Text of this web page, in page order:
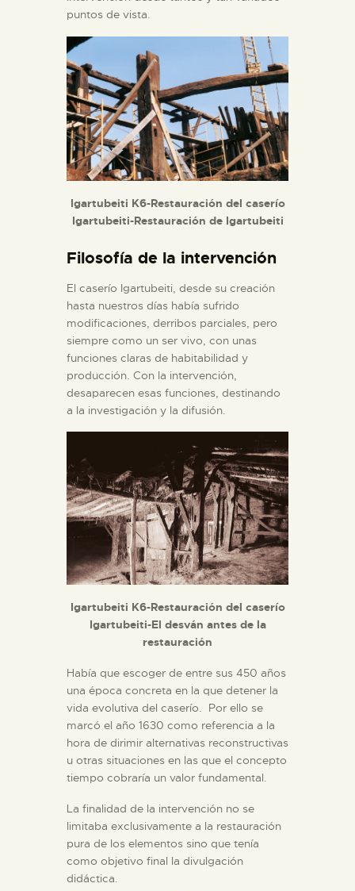
puntos de vista.
Igartubeiti K6-Restauración del caserío
Igartubeiti-Restauración de Igartubeiti
Filosofía de la intervención
El caserío Igartubeiti, desde su creación
hasta nuestros días había sufrido
modificaciones, derribos parciales, pero
siempre como un ser vivo, con unas
funciones claras de habitabilidad y
producción. Con la intervención,
desaparecen esas funciones, destinando
a la investigación y la difusión.
Igartubeiti K6-Restauración del caserío
Igartubeiti-El desván antes de la
restauración
Había que escoger de entre sus 450 años
una época concreta en la que detener la
vida evolutiva del caserío. Por ello se
marcó el año 1630 como referencia a la
hora de dirimir alternativas reconstructivas
u otras situaciones en las que el concepto
tiempo cobraría un valor fundamental.
La finalidad de la intervención no se
limitaba exclusivamente a la restauración
pura de los elementos sino que tenía
como objetivo final la divulgación
didáctica.